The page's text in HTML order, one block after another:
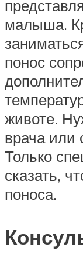
малыша.
понос
животе.
врача или
Только
сказать,
поноса.